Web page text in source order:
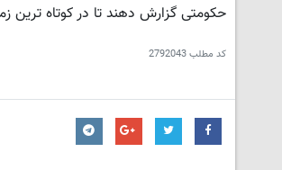
حکومتی گزارش دهند تا در کوتاه
کد مطلب2792043